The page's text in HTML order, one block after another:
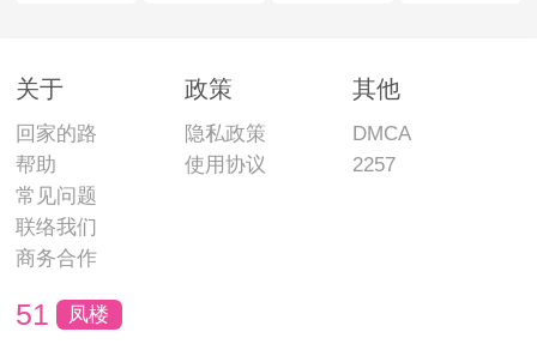
关于
回家的路
帮助
常见问题
联络我们
商务合作
政策
隐私政策
使用协议
其他
DMCA
2257
51 凤楼